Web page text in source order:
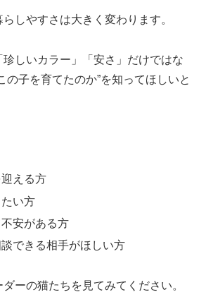
しやすさは大きく変わります。
しいカラー」「安さ」だけではな
の子を育てたのか”を知ってほしいと
える方
い方
安がある方
できる相手がほしい方
ーの猫たちを見てみてください。